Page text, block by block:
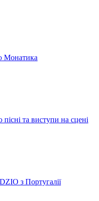
Монатика
та виступи на сцені
з Португалії